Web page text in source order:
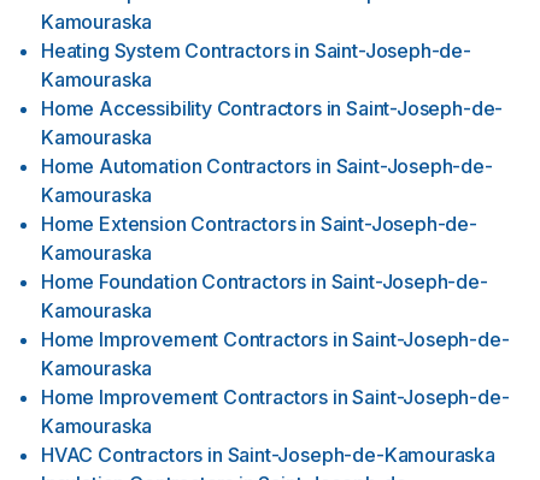
Kamouraska
Heating System Contractors in Saint-Joseph-de-
Kamouraska
Home Accessibility Contractors in Saint-Joseph-de-
Kamouraska
Home Automation Contractors in Saint-Joseph-de-
Kamouraska
Home Extension Contractors in Saint-Joseph-de-
Kamouraska
Home Foundation Contractors in Saint-Joseph-de-
Kamouraska
Home Improvement Contractors in Saint-Joseph-de-
Kamouraska
Home Improvement Contractors in Saint-Joseph-de-
Kamouraska
HVAC Contractors in Saint-Joseph-de-Kamouraska